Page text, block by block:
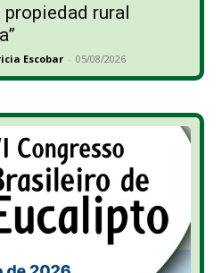
propiedad rural
Escobar - 05/08/2026